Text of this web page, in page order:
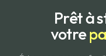
Prêt à
votre